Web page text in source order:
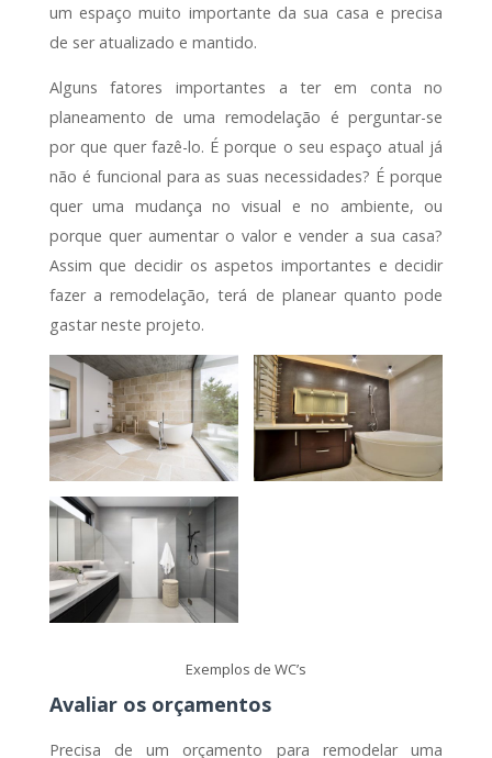
um espaço muito importante da sua casa e precisa
de ser atualizado e mantido.
Alguns fatores importantes a ter em conta no
planeamento de uma remodelação é perguntar-se
por que quer fazê-lo. É porque o seu espaço atual já
não é funcional para as suas necessidades? É porque
quer uma mudança no visual e no ambiente, ou
porque quer aumentar o valor e vender a sua casa?
Assim que decidir os aspetos importantes e decidir
fazer a remodelação, terá de planear quanto pode
gastar neste projeto.
Exemplos de WC’s
Avaliar os orçamentos
Precisa de um orçamento para remodelar uma